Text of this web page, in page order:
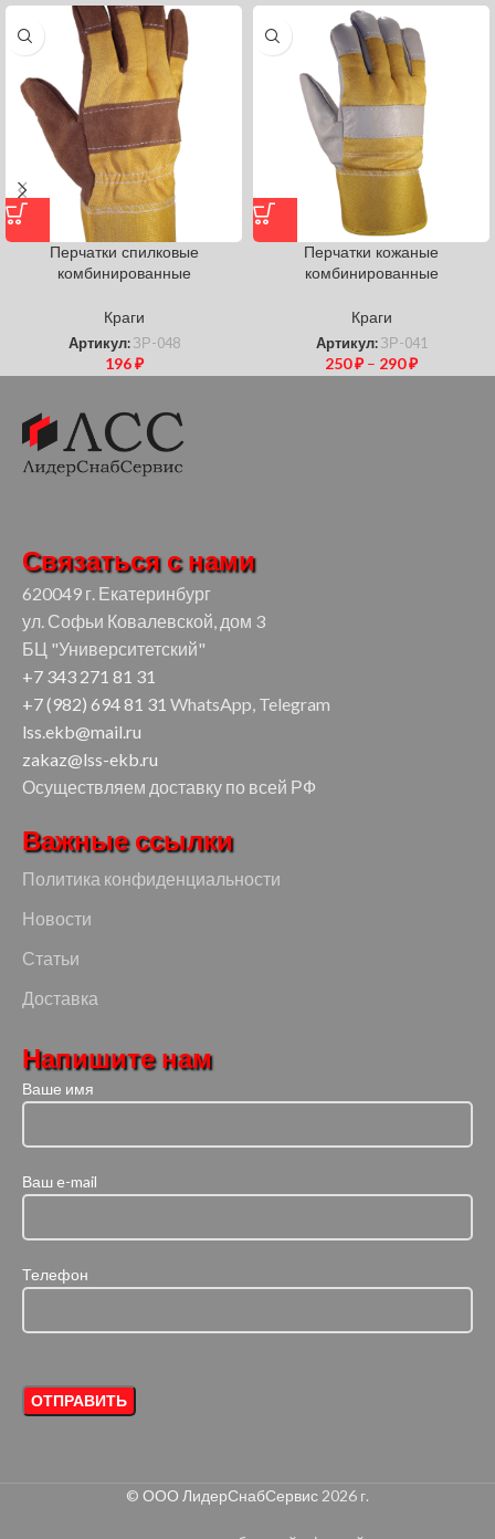
Перчатки спилковые
комбинированные
Краги
Артикул: ЗР-048
196₽
Перчатки кожаные
комбинированные
Краги
Артикул: ЗР-041
250₽ – 290₽
Связаться с нами
620049 г. Екатеринбург
ул. Софьи Ковалевской, дом 3
БЦ "Университетский"
+7 343 271 81 31
+7 (982) 694 81 31 WhatsApp, Telegram
lss.ekb@mail.ru
zakaz@lss-ekb.ru
Осуществляем доставку по всей РФ
Важные ссылки
Политика конфиденциальности
Новости
Статьи
Доставка
Напишите нам
Ваше имя
Ваш e-mail
Телефон
© ООО ЛидерСнабСервис 2026 г.